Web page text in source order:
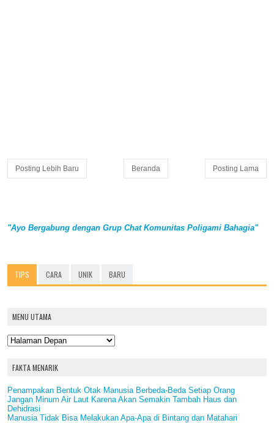
Posting Lebih Baru Posting Lama
Beranda
"Ayo Bergabung dengan Grup Chat Komunitas Poligami Bahagia"
TIPS CARA UNIK BARU
MENU UTAMA
FAKTA MENARIK
Penampakan Bentuk Otak Manusia Berbeda-Beda Setiap Orang
Jangan Minum Air Laut Karena Akan Semakin Tambah Haus dan
Dehidrasi
Manusia Tidak Bisa Melakukan Apa-Apa di Bintang dan Matahari